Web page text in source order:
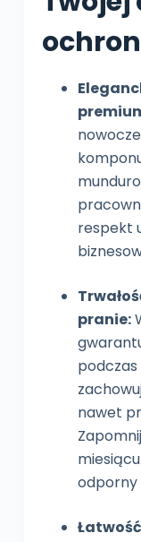
respekt
pranie:
podczas
nawet
odporny